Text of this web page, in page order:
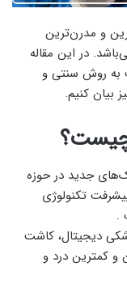
و مدرن‌ترین
در این مقاله
به روش سنتی و
بیان کنیم.
چیست؟
جدید در حوزه
تکنولوژی
.
دیجیتال، کاشت
و کمترین درد و